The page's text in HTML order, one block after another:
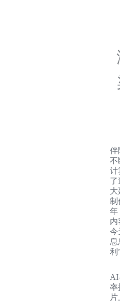
伴
不
计
了
大
制
年
内
今
息
利
率